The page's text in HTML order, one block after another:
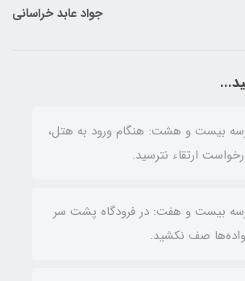
جواد عابد خراسانی
بیست و هشت: هنگام ورود به هتل،
ارتقاء نترسید.
بیست و هفت: در فرودگاه‌ پشت سر
صف نکشید.